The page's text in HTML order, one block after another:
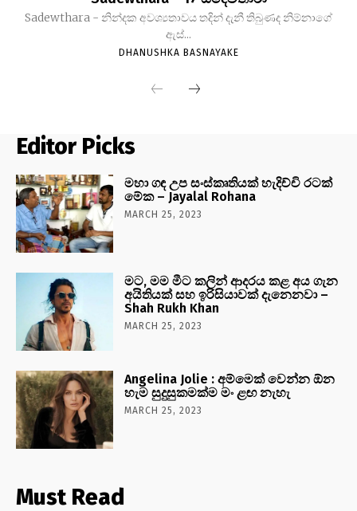
Sadewthara - නින්දක අවශ්‍යතාවය තදින් දැනී තිබුණද නිම්නාගේ
ඇස්...
DHANUSHKA BASNAYAKE
Editor Picks
මහා ගඳ උප සංස්කෘතියක් හැදිච්චි රටක්
මේක – Jayalal Rohana
MARCH 25, 2023
මට, මම මීට කලින් ආදරය කළ අය ගැන
අයිතියක් සහ ඉරිසියාවක් දැනෙනවා –
Shah Rukh Khan
MARCH 25, 2023
Angelina Jolie : අම්මෙක් වෙන්න ඕන
හැම සුදුසුකමක්ම මං ළඟ නැහැ
MARCH 25, 2023
Must Read